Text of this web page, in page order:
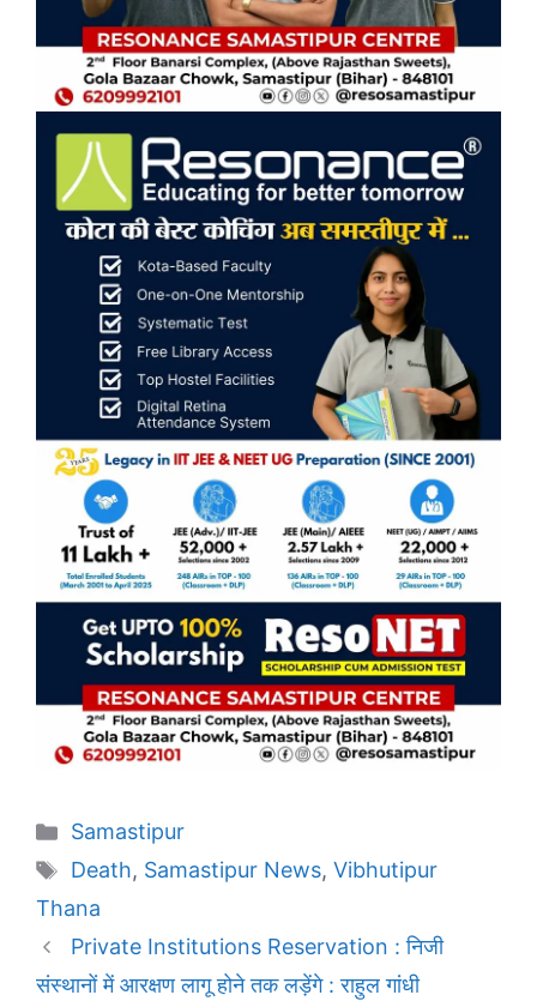
Categories
Samastipur
Tags
Death, Samastipur News, Vibhutipur
Thana
Private Institutions Reservation : निजी
संस्थानों में आरक्षण लागू होने तक लड़ेंगे : राहुल गांधी